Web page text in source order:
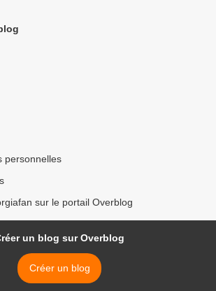
personnelles
sur le portail Overblog
un blog sur Overblog
Créer un blog